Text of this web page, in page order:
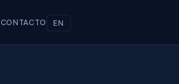
CONTACTO EN